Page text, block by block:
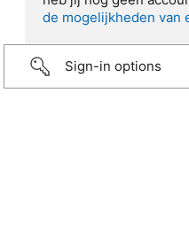
de mogelijkheden van
Sign-in options